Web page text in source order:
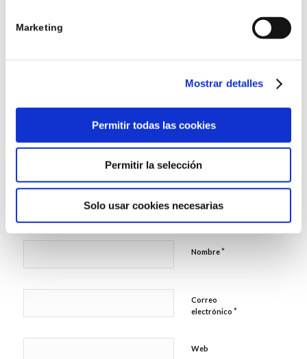
Marketing
Mostrar detalles
Permitir todas las cookies
Permitir la selección
Solo usar cookies necesarias
Anónimo
Responder
Dejar un comentario
¿Quieres unirte a la conversación?
Siéntete libre de contribuir!
Nombre*
Correo
electrónico *
Web